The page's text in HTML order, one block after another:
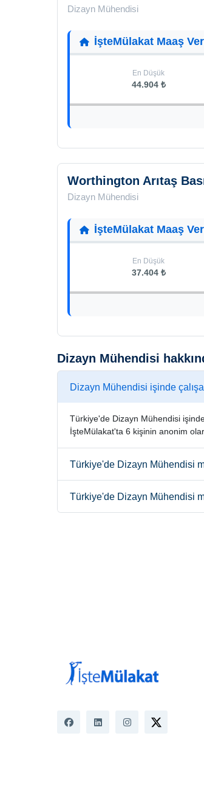
Dizayn Mühendisi
İşteMülakat Maaş
En Düşük
44.904 ₺
Worthington Arıtaş
Dizayn Mühendisi
İşteMülakat Maaş
En Düşük
37.404 ₺
Dizayn Mühendisi
Dizayn Mühendisi işinde
Türkiye'de Dizayn Mühendisi
İşteMülakat'ta 6 kişinin anonim
Türkiye'de Dizayn Mühendisi
Türkiye'de Dizayn Mühendisi